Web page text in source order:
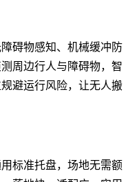
碍物感知、机械缓冲防
周边行人与障碍物，智
避运行风险，让无人搬
标准托盘，场地无需额